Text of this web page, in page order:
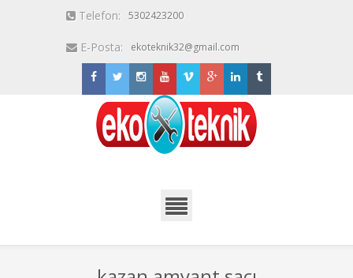
Telefon: 5302423200
E-Posta: ekoteknik32@gmail.com